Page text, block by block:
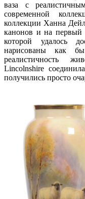
ваза с
современной
коллекции Ханна
канонов и на первый
которой удалось
нарисованы как
реалистичность
Lincolnshire
получились просто